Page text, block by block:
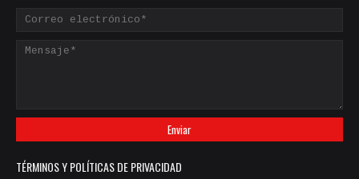
TÉRMINOS Y POLÍTICAS DE PRIVACIDAD